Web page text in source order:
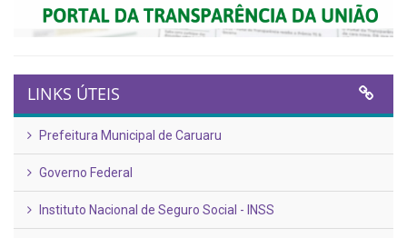
LINKS ÚTEIS
Prefeitura Municipal de Caruaru
Governo Federal
Instituto Nacional de Seguro Social - INSS